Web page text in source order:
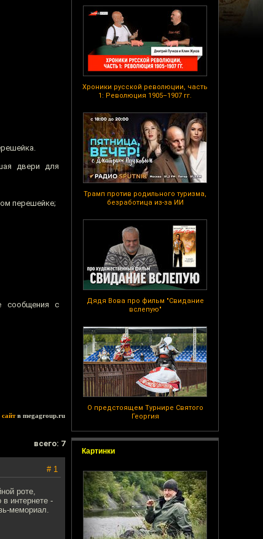
Хроники русской революции, часть
1: Революция 1905–1907 гг.
Трамп против родильного туризма,
безработица из-за ИИ
Дядя Вова про фильм "Свидание
вслепую"
О предстоящем Турнире Святого
Георгия
Картинки
двери для
перешейке;
сообщения с
сайтв megagroup.ru
всего: 7
# 1
роте,
интернете -
мемориал.